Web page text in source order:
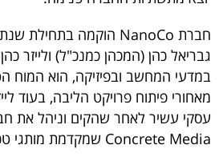
גבריאל כהן (המכהן כמנכ"ל) ולייזר
במדעי המחשב ובפיזיקה, הוא המוח
מאחורי פיתוח פרויקט הליבה, בעוד
עסקי עשיר לאחר שהקים וניהל את
Concrete Media שמקדמת מותגי טכנולוגיה.